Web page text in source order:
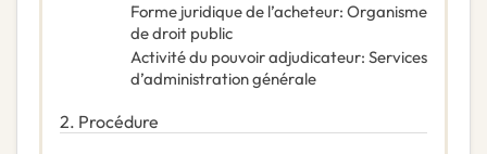
Forme juridique de l’acheteur: Organisme
de droit public
Activité du pouvoir adjudicateur: Services
d’administration générale
2. Procédure